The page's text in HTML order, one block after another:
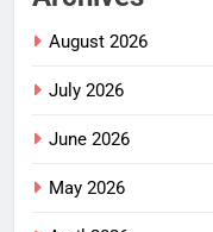
August 2026
July 2026
June 2026
May 2026